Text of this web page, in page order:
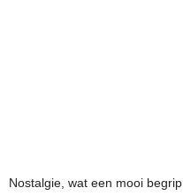
Nostalgie, wat een mooi